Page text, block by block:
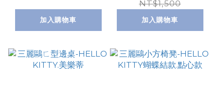
加入購物車
NT$1,500
加入購物車